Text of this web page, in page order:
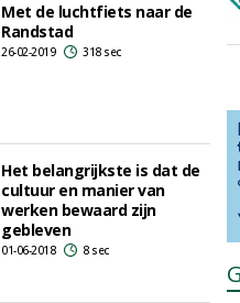
Met de luchtfiets naar de
Randstad
26-02-2019 318 sec
Het belangrijkste is dat de
cultuur en manier van
werken bewaard zijn
gebleven
01-06-2018 8 sec